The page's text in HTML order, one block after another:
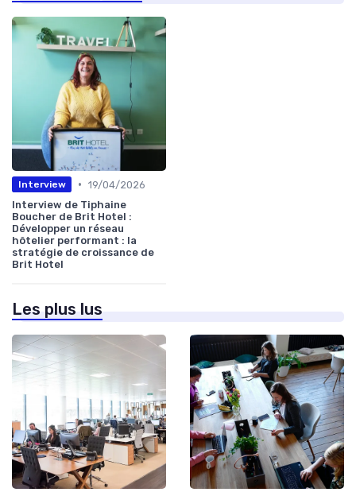
Interview • 19/04/2026
Interview de Tiphaine
Boucher de Brit Hotel :
Développer un réseau
hôtelier performant : la
stratégie de croissance de
Brit Hotel
Les plus lus